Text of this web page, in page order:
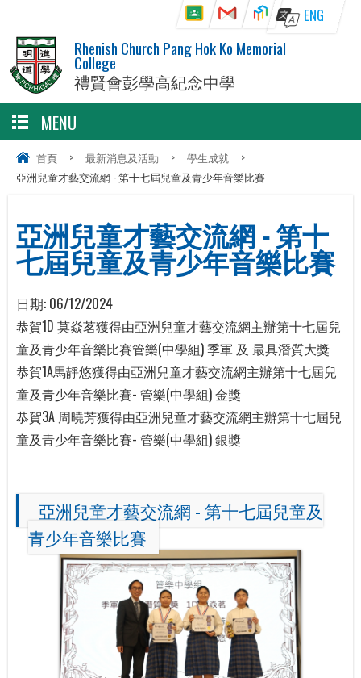
Rhenish Church Pang Hok Ko Memorial
College
禮賢會彭學高紀念中學
ENG
MENU
首頁 > 最新消息及活動 > 學生成就
>
亞洲兒童才藝交流網 - 第十七屆兒童及青少年音樂比賽
亞洲兒童才藝交流網 - 第十
七屆兒童及青少年音樂比賽
日期: 06/12/2024
恭賀1D 莫焱茗獲得由亞洲兒童才藝交流網主辦第十七屆兒
童及青少年音樂比賽管樂(中學組) 季軍 及 最具潛質大獎
恭賀1A馬靜悠獲得由亞洲兒童才藝交流網主辦第十七屆兒
童及青少年音樂比賽- 管樂(中學組) 金獎
恭賀3A 周曉芳獲得由亞洲兒童才藝交流網主辦第十七屆兒
童及青少年音樂比賽- 管樂(中學組) 銀獎
亞洲兒童才藝交流網 - 第十七屆兒童及
青少年音樂比賽